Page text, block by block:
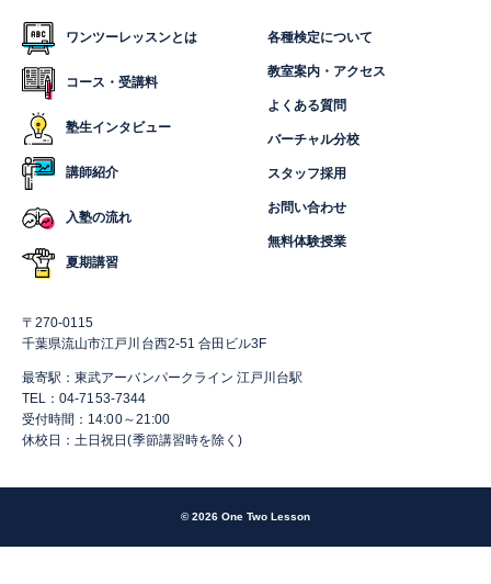
ワンツーレッスンとは
コース・受講料
塾生インタビュー
講師紹介
入塾の流れ
夏期講習
各種検定について
教室案内・アクセス
よくある質問
バーチャル分校
スタッフ採用
お問い合わせ
無料体験授業
〒270-0115
千葉県流山市江戸川台西2-51 合田ビル3F
最寄駅：東武アーバンパークライン 江戸川台駅
TEL：04-7153-7344
受付時間：14:00～21:00
休校日：土日祝日(季節講習時を除く)
© 2026 One Two Lesson